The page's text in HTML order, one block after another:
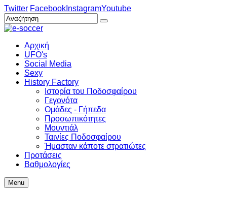
Twitter Facebook InstagramYoutube
Αρχική
UFO's
Social Media
Sexy
History Factory
Ιστορία του Ποδοσφαίρου
Γεγονότα
Ομάδες - Γήπεδα
Προσωπικότητες
Μουντιάλ
Ταινίες Ποδοσφαίρου
Ήμασταν κάποτε στρατιώτες
Προτάσεις
Βαθμολογίες
Menu